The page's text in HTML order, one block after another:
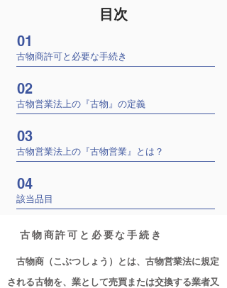
目次
01
古物商許可と必要な手続き
02
古物営業法上の『古物』の定義
03
古物営業法上の『古物営業』とは？
04
該当品目
古物商許可と必要な手続き
古物商（こぶつしょう）とは、古物営業法に規定
される古物を、 業として売買または交換する業者又